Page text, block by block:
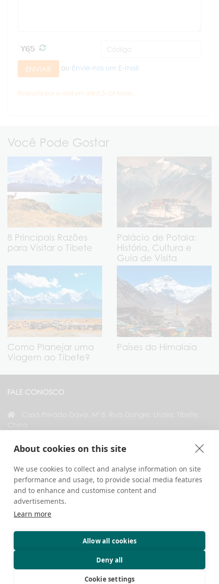
About cookies on this site
We use cookies to collect and analyse information on site
performance and usage, to provide social media features
and to enhance and customise content and
advertisements.
Learn more
Allow all cookies
Deny all
Cookie settings
ENVIAR ou Envie-nos um E-mail
Resposta por e-mail em até 0,5~24 horas.
Você Pode Gostar
8 Principais Razões
para Visitar o Tibete
Palácio de Potala:
História, Cultura e
Guia de Visita
Como Planejar uma
Viagem ao Tibete?
Países do Himalaia
FALE CONOSCO
CONECTE-SE CONOSCO
Direitos Autorais © 2026. Todos os Direitos Reservados.
Privacidade